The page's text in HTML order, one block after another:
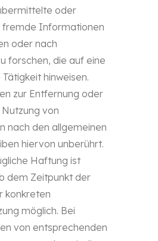
oder
Informationen
oder nach
forschen, die auf eine
hinweisen.
zur Entfernung oder
von
nach den allgemeinen
hiervon unberührt.
Haftung ist
dem Zeitpunkt der
konkreten
möglich. Bei
von entsprechenden